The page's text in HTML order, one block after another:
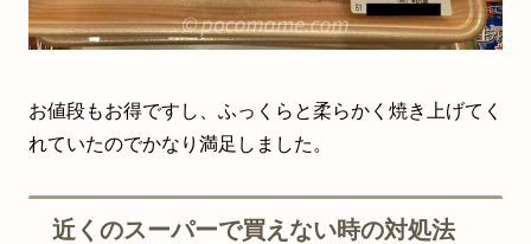
お値段もお得ですし、ふっくらと柔らかく焼き上げてく
れていたのでかなり満足しました。
近くのスーパーで買えない時の対処法